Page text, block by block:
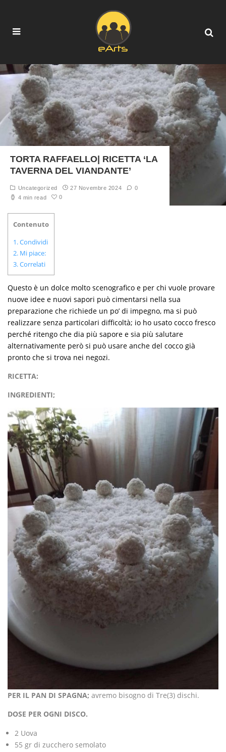
TORTA RAFFAELLO| RICETTA ‘LA
TAVERNA DEL VIANDANTE’
Uncategorized 27 Novembre 2024
0
4 min read
0
Contenuto
1.Condividi
2. Mi piace:
3.Correlati
Questo è un dolce molto scenografico e per chi vuole provare
nuove idee e nuovi sapori può cimentarsi nella sua
preparazione che richiede un po’ di impegno, ma si può
realizzare senza particolari difficoltà; io ho usato cocco fresco
perché ritengo che dia più sapore e sia più salutare
alternativamente però si può usare anche del cocco già
pronto che si trova nei negozi.
RICETTA:
INGREDIENTI;
PER IL PAN DI SPAGNA; avremo bisogno di Tre(3) dischi.
DOSE PER OGNI DISCO.
2 Uova
55 gr di zucchero semolato